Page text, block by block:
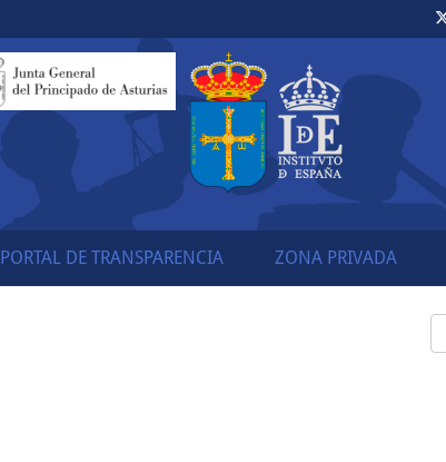
PORTAL DE TRANSPARENCIA ZONA PRIVADA